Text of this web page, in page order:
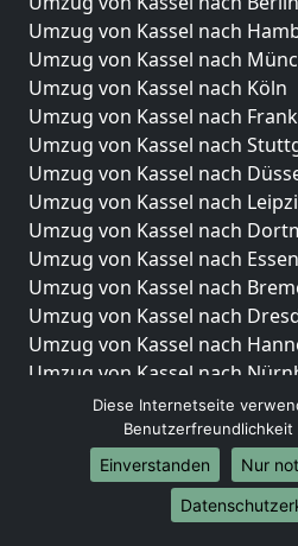
Umzug von Kassel nach
Umzug von Kassel nach
Umzug von Kassel nach Köln
Umzug von Kassel nach
Umzug von Kassel nach
Umzug von Kassel nach
Umzug von Kassel nach
Umzug von Kassel nach
Umzug von Kassel nach Essen
Umzug von Kassel nach
Umzug von Kassel nach
Umzug von Kassel nach
Umzug von Kassel nach
Umzug von Kassel nach
Umzug von Kassel nach
Umzug von Kassel nach
Umzug von Kassel nach
Umzug von Kassel nach Bonn
Diese Internetseite
Benutzerfreundlichkeit
Einverstanden
Nur